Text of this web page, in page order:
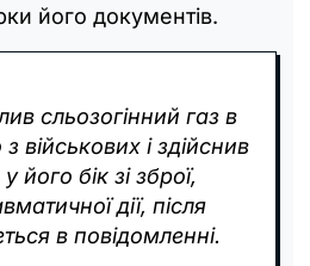
його документів.
сльозогінний газ в
військових і здійснив
його бік зі зброї,
дії, після
в повідомленні.